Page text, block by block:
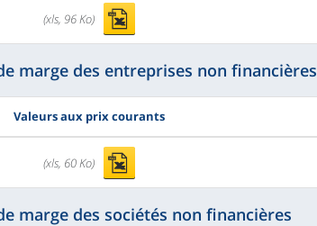
(xls, 96 Ko)
marge des entreprises non financières
Valeurs aux prix courants
(xls, 60 Ko)
marge des sociétés non financières